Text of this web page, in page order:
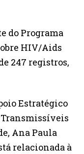
do Programa
HIV/Aids
247 registros,
Estratégico
Transmissíveis
Ana Paula
relacionada à